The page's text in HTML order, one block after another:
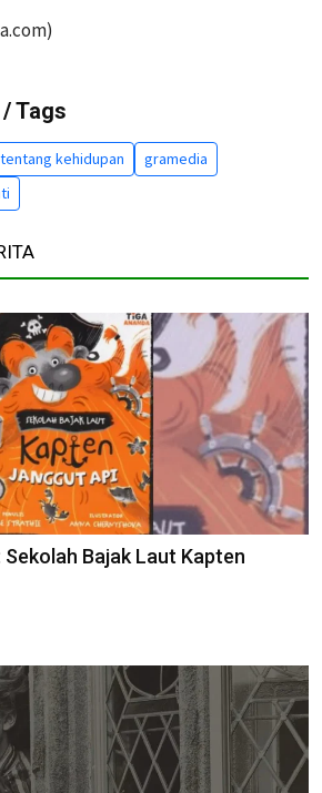
Tags
kehidupan
gramedia
Sekolah Bajak Laut Kapten